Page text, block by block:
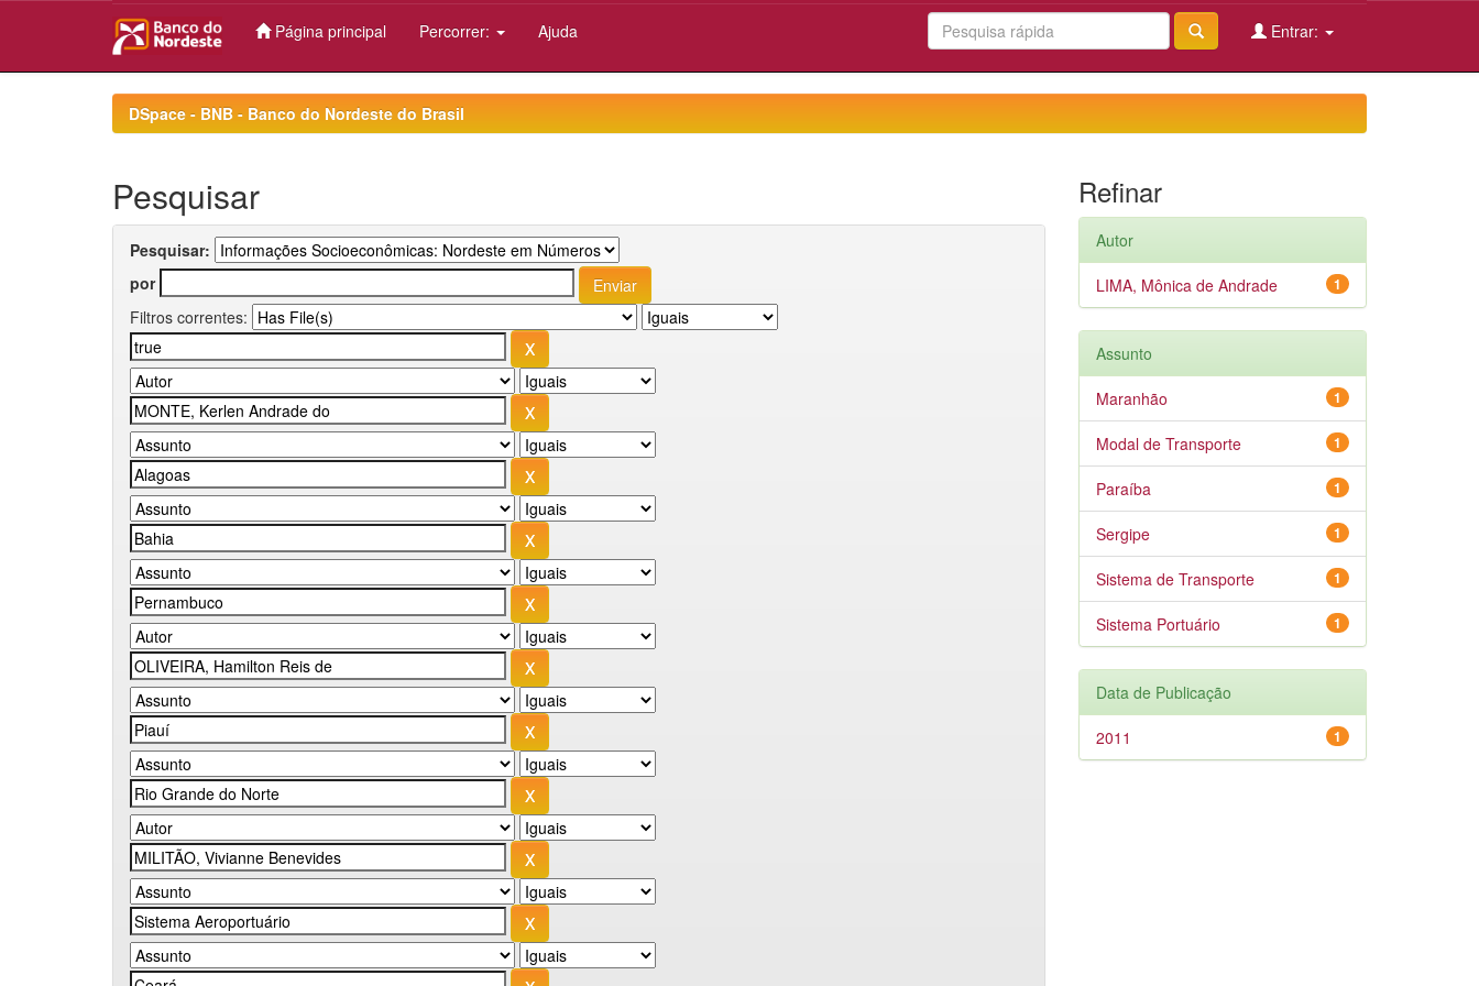
Página principal Percorrer: Ajuda Entrar:
DSpace - BNB - Banco do Nordeste do Brasil
Pesquisar
Pesquisar:
por
Filtros correntes:
Refinar
Autor
1
LIMA, Mônica de Andrade
Assunto
1
Maranhão
1
Modal de Transporte
1
Paraíba
1
Sergipe
1
Sistema de Transporte
1
Sistema Portuário
Data de Publicação
1
2011